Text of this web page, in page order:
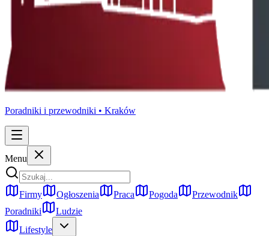
Poradniki i przewodniki • Kraków
Menu
Firmy Ogłoszenia Praca Pogoda
Przewodnik
Poradniki
Ludzie
Lifestyle